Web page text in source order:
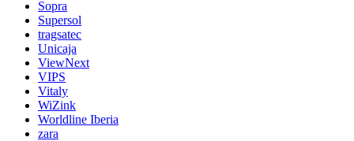
Sopra
Supersol
tragsatec
Unicaja
ViewNext
VIPS
Vitaly
WiZink
Worldline Iberia
zara